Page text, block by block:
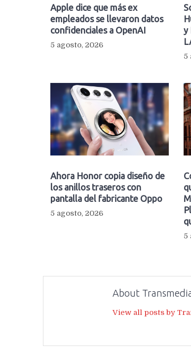
Apple dice que más ex
empleados se llevaron datos
confidenciales a OpenAI
5 agosto, 2026
y
5
Ahora Honor copia diseño de
los anillos traseros con
pantalla del fabricante Oppo
5 agosto, 2026
5
About
View all posts by